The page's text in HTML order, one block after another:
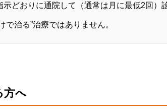
どおりに通院して（通常は月に最低2回）
治る”治療ではありません。
方へ